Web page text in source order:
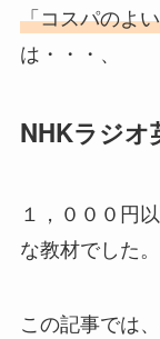
「コスパのよ
は・・・、
NHKラジオ
１，０００円
な教材でした。
この記事では